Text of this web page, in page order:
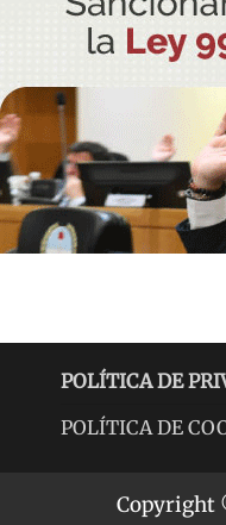
POLÍTICA DE
POLÍTICA DE
Copyright